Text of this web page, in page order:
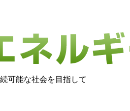
可能な社会を目指して